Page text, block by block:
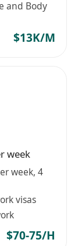
and Body
$13K/M
week
week, 4
visas
$70-75/H